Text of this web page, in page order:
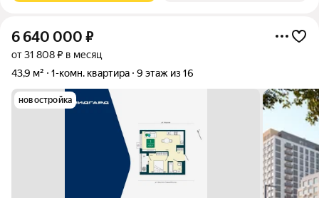
6 640 000 ₽
от 31 808 ₽ в месяц
43,9 м²
1-комн. квартира 9 этаж из 16
новостройка